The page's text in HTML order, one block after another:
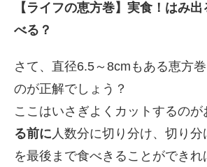
【ライフの恵方巻】実食！はみ
べる？
さて、直径6.5～8cmもある恵方
のが正解でしょう？
ここはいさぎよくカットするのが
る前に 人数分に切り分け、切り
を最後まで食べきることができれ